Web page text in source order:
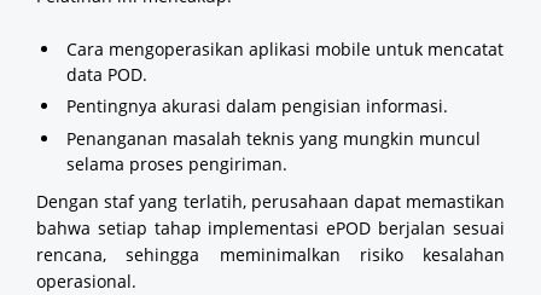
Cara mengoperasikan aplikasi mobile untuk mencatat
data POD.
Pentingnya akurasi dalam pengisian informasi.
Penanganan masalah teknis yang mungkin muncul
selama proses pengiriman.
Dengan staf yang terlatih, perusahaan dapat memastikan
bahwa setiap tahap implementasi ePOD berjalan sesuai
rencana, sehingga meminimalkan risiko kesalahan
operasional.